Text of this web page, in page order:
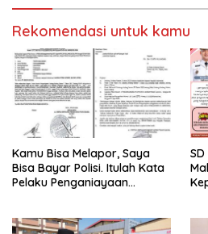
Rekomendasi untuk kamu
Kamu Bisa Melapor, Saya
Bisa Bayar Polisi. Itulah Kata
Pelaku Penganiayaan
Ini Belum Di Tangkap